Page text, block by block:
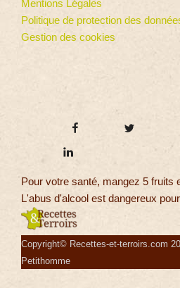
Mentions Légales
Politique de protection des
Gestion des cookies
Pour votre santé, mangez 5 fruits
L'abus d'alcool est dangereux
Copyright© Recettes-et-terroirs.com
Petithomme